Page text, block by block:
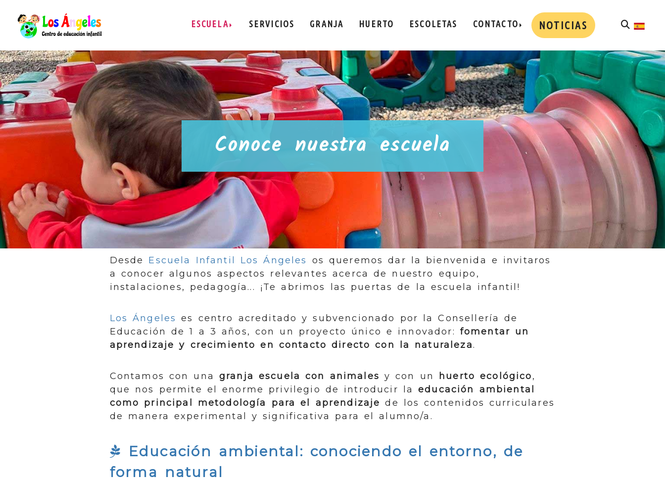
ESCUELA SERVICIOS GRANJA HUERTO ESCOLETAS CONTACTO NOTICIAS
Conoce nuestra escuela
Desde Escuela Infantil Los Ángeles
os queremos dar la bienvenida e invitaros
a conocer algunos aspectos relevantes acerca de nuestro equipo,
instalaciones, pedagogía... ¡Te abrimos las puertas de la escuela infantil!
Los Ángeles es centro acreditado y subvencionado por la Consellería de
Educación de 1 a 3 años, con un proyecto único e innovador: fomentar un
aprendizaje y crecimiento en contacto directo con la naturaleza.
Contamos con una granja escuela con animales y con un huerto ecológico,
que nos permite el enorme privilegio de introducir laeducación ambiental
como principal metodología para el aprendizaje de los contenidos curriculares
de manera experimental y significativa para el alumno/a.
Educación ambiental: conociendo el entorno, de
forma natural